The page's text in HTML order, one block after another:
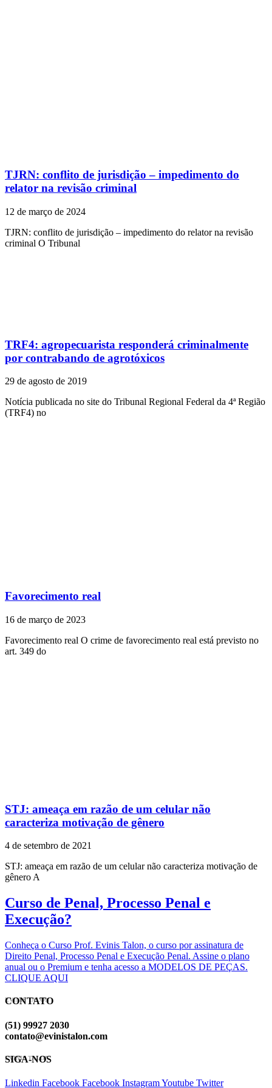
TJRN: conflito de jurisdição – impedimento do
relator na revisão criminal
12 de março de 2024
TJRN: conflito de jurisdição – impedimento do relator na revisão
criminal O Tribunal
TRF4: agropecuarista responderá criminalmente
por contrabando de agrotóxicos
29 de agosto de 2019
Notícia publicada no site do Tribunal Regional Federal da 4ª Região
(TRF4) no
Favorecimento real
16 de março de 2023
Favorecimento real O crime de favorecimento real está previsto no
art. 349 do
STJ: ameaça em razão de um celular não
caracteriza motivação de gênero
4 de setembro de 2021
STJ: ameaça em razão de um celular não caracteriza motivação de
gênero A
Curso de Penal, Processo Penal e
Execução?
Conheça o Curso Prof. Evinis Talon, o curso por assinatura de
Direito Penal, Processo Penal e Execução Penal. Assine o plano
anual ou o Premium e tenha acesso a MODELOS DE PEÇAS.
CLIQUE AQUI
EVINIS TALON
CONTATO
(51) 99927 2030
contato@evinistalon.com
EVINIS TALON
SIGA-NOS
Linkedin Facebook Facebook InstagramYoutube Twitter